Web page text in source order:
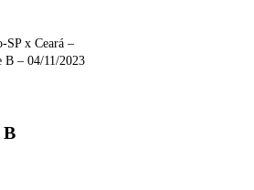
SP x Ceará –
B – 04/11/2023
B